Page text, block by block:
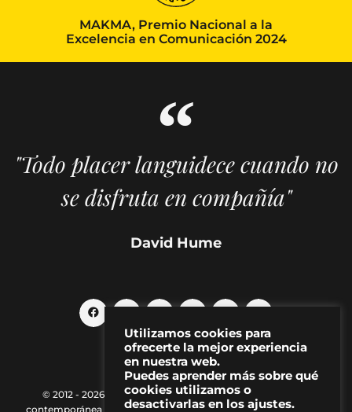
MAKMA, Premio Nacional a la
Excelencia en Comunicación 2024
"Todo placer languidece cuando no
se disfruta en compañía"
David Hume
© 2012 - 2026 MAKMA | Revista de artes visuales y cultura
contemporánea |
Política de Privacidad| Aviso Legal|Contacto
Utilizamos cookies para
ofrecerte la mejor experiencia
en nuestra web.
Puedes aprender más sobre qué
cookies utilizamos o
desactivarlas en los ajustes.